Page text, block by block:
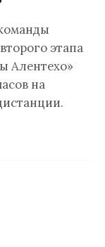
этапа
Алентехо»
на